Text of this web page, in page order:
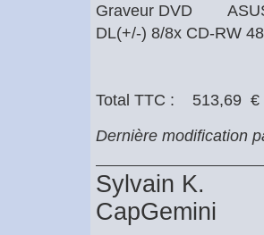
Graveur DVD
DL(+/-) 8/8x CD-RW
Total TTC : 513,69 €
Dernière modification
Sylvain K.
CapGemini